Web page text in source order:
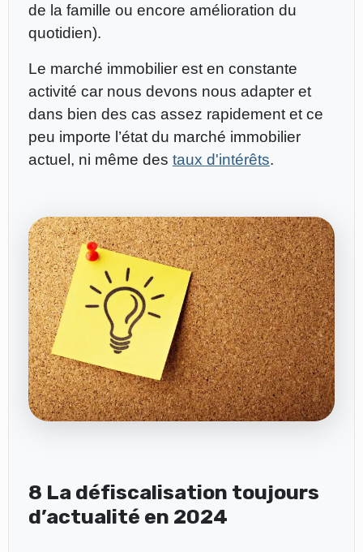
de la famille ou encore amélioration du
quotidien).
Le marché immobilier est en constante
activité car nous devons nous adapter et
dans bien des cas assez rapidement et ce
peu importe l’état du marché immobilier
actuel, ni même des taux d'intérêts.
8 La défiscalisation toujours
d’actualité en 2024